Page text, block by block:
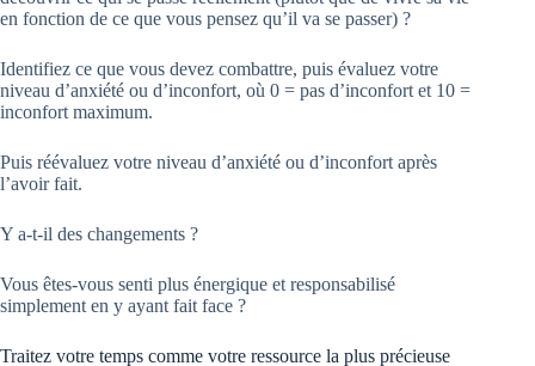
en fonction de ce que vous pensez qu’il va se passer) ?
Identifiez ce que vous devez combattre, puis évaluez votre
niveau d’anxiété ou d’inconfort, où 0 = pas d’inconfort et 10 =
inconfort maximum.
Puis réévaluez votre niveau d’anxiété ou d’inconfort après
l’avoir fait.
Y a-t-il des changements ?
Vous êtes-vous senti plus énergique et responsabilisé
simplement en y ayant fait face ?
Traitez votre temps comme votre ressource la plus précieuse